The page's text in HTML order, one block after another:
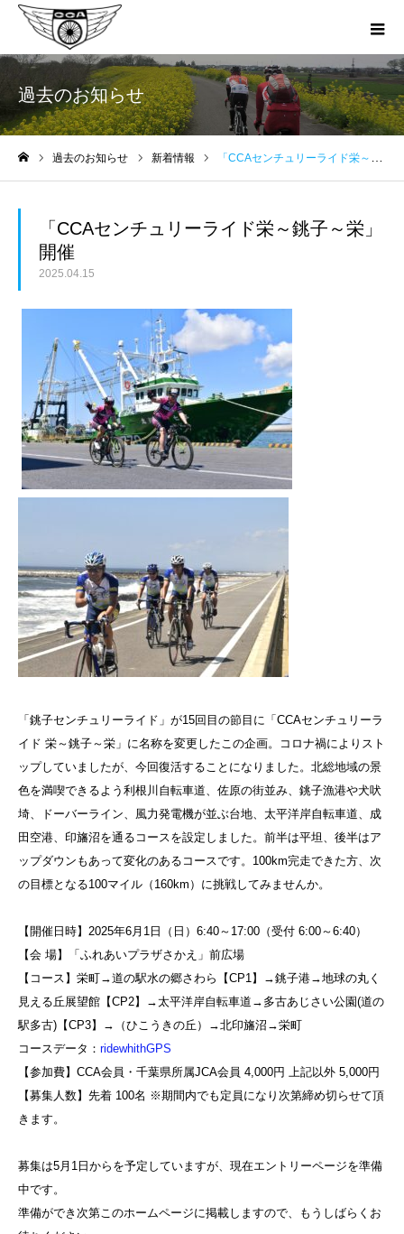
過去のお知らせ
過去のお知らせ 新着情報 「CCAセンチュリーライド栄～銚子～栄」開催
「CCAセンチュリーライド栄～銚子～栄」
開催
2025.04.15
「銚子センチュリーライド」が15回目の節目に「CCAセンチュリーラ
イド 栄～銚子～栄」に名称を変更したこの企画。コロナ禍によりスト
ップしていましたが、今回復活することになりました。北総地域の景
色を満喫できるよう利根川自転車道、佐原の街並み、銚子漁港や犬吠
埼、ドーバーライン、風力発電機が並ぶ台地、太平洋岸自転車道、成
田空港、印旛沼を通るコースを設定しました。前半は平坦、後半はア
ップダウンもあって変化のあるコースです。100km完走できた方、次
の目標となる100マイル（160km）に挑戦してみませんか。
【開催日時】2025年6月1日（日）6:40～17:00（受付 6:00～6:40）
【会 場】「ふれあいプラザさかえ」前広場
【コース】栄町→道の駅水の郷さわら【CP1】→銚子港→地球の丸く
見える丘展望館【CP2】→太平洋岸自転車道→多古あじさい公園(道の
駅多古)【CP3】→（ひこうきの丘）→北印旛沼→栄町
コースデータ： ridewhithGPS
【参加費】CCA会員・千葉県所属JCA会員 4,000円 上記以外 5,000円
【募集人数】先着 100名 ※期間内でも定員になり次第締め切らせて頂
きます。
募集は5月1日からを予定していますが、現在エントリーページを準備
中です。
準備ができ次第このホームページに掲載しますので、もうしばらくお